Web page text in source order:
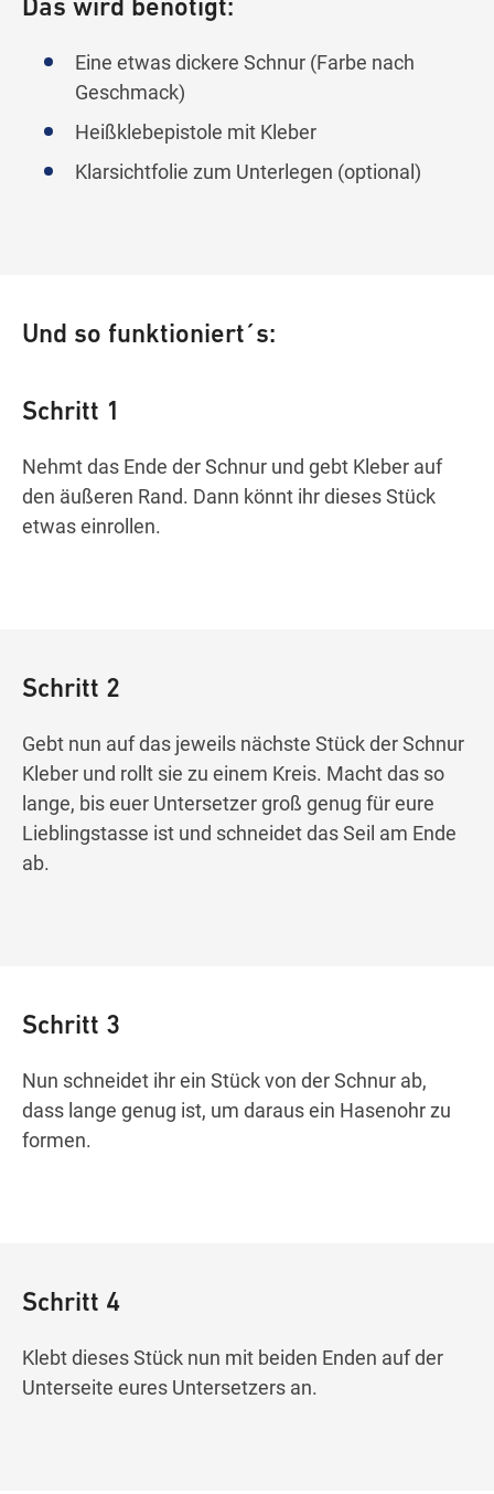
Das wird benötigt:
Eine etwas dickere Schnur (Farbe nach
Geschmack)
Heißklebepistole mit Kleber
Klarsichtfolie zum Unterlegen (optional)
Und so funktioniert´s:
Schritt 1
Nehmt das Ende der Schnur und gebt Kleber auf
den äußeren Rand. Dann könnt ihr dieses Stück
etwas einrollen.
Schritt 2
Gebt nun auf das jeweils nächste Stück der Schnur
Kleber und rollt sie zu einem Kreis. Macht das so
lange, bis euer Untersetzer groß genug für eure
Lieblingstasse ist und schneidet das Seil am Ende
ab.
Schritt 3
Nun schneidet ihr ein Stück von der Schnur ab,
dass lange genug ist, um daraus ein Hasenohr zu
formen.
Schritt 4
Klebt dieses Stück nun mit beiden Enden auf der
Unterseite eures Untersetzers an.